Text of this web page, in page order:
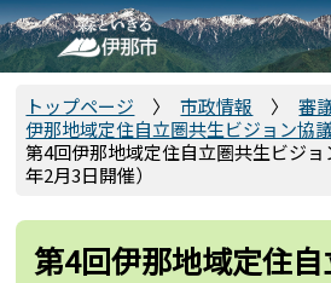
こ
の
ペ
頭
トップページ 市政情報
審
伊那地域定住自立圏共生ビジョン協
第4回伊那地域定住自立圏共生ビジ
年2月3日開催）
第4回伊那地域定住